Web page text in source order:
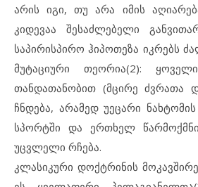
არის იგი, თუ არა იმის
კიდევაა შესაძლებელი
საპირისპირო ჰიპოთეზა იკრებს
მუტაციური თეორია(2):
თანდათანობით (მცირე ძვრათა
ჩნდება, არამედ უეცარი
სპორტში და ერთხელ
უცვლელი რჩება.
კლასიკური დოქტრინის